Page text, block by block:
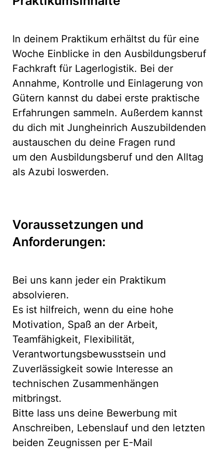
In deinem Praktikum erhältst du für eine
Woche Einblicke in den Ausbildungsberuf
Fachkraft für Lagerlogistik. Bei der
Annahme, Kontrolle und Einlagerung von
Gütern kannst du dabei erste praktische
Erfahrungen sammeln. Außerdem kannst
du dich mit Jungheinrich Auszubildenden
austauschen du deine Fragen rund
um den Ausbildungsberuf und den Alltag
als Azubi loswerden.
Voraussetzungen und
Anforderungen:
Bei uns kann jeder ein Praktikum
absolvieren.
Es ist hilfreich, wenn du eine hohe
Motivation, Spaß an der Arbeit,
Teamfähigkeit, Flexibilität,
Verantwortungsbewusstsein und
Zuverlässigkeit sowie Interesse an
technischen Zusammenhängen
mitbringst.
Bitte lass uns deine Bewerbung mit
Anschreiben, Lebenslauf und den letzten
beiden Zeugnissen per E-Mail